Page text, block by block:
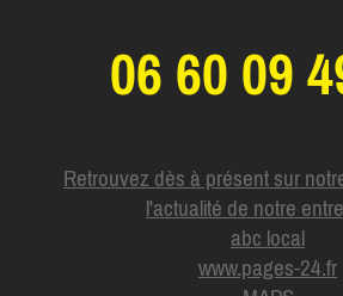
06 60 09
Retrouvez dès à présent sur
l'actualité de notre
abc local
www.pages-24.fr